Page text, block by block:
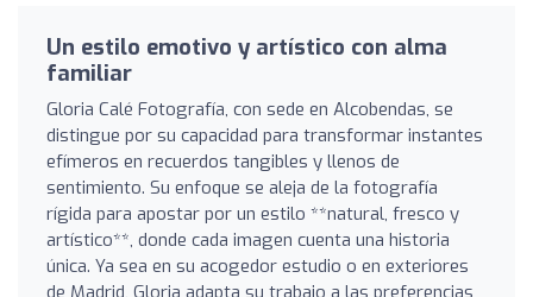
Un estilo emotivo y artístico con alma
familiar
Gloria Calé Fotografía, con sede en Alcobendas, se
distingue por su capacidad para transformar instantes
efímeros en recuerdos tangibles y llenos de
sentimiento. Su enfoque se aleja de la fotografía
rígida para apostar por un estilo **natural, fresco y
artístico**, donde cada imagen cuenta una historia
única. Ya sea en su acogedor estudio o en exteriores
de Madrid, Gloria adapta su trabajo a las preferencias